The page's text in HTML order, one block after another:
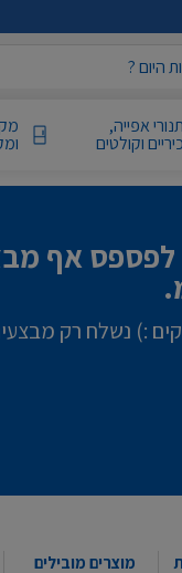
תנורי אפייה,
כיריים וקולטים
לפספס אף
:) נשלח רק
מוצרים מובילים